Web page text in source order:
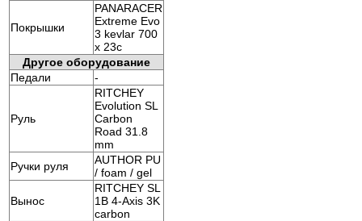
Покрышки
PANARACER
Extreme Evo
3 kevlar 700
x 23c
Другое оборудование
Педали
-
Руль
RITCHEY
Evolution SL
Carbon
Road 31.8
mm
Ручки руля
AUTHOR PU
/ foam / gel
Вынос
RITCHEY SL
1B 4-Axis 3K
carbon